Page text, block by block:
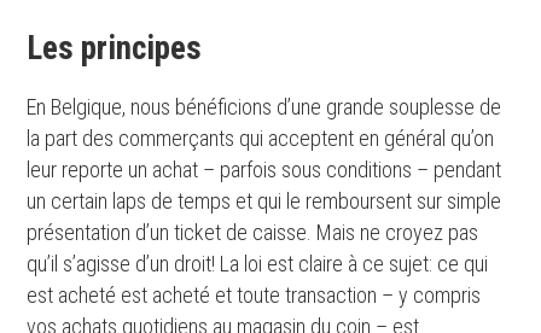
Les principes
En Belgique, nous bénéficions d’une grande souplesse de
la part des commerçants qui acceptent en général qu’on
leur reporte un achat – parfois sous conditions – pendant
un certain laps de temps et qui le remboursent sur simple
présentation d’un ticket de caisse. Mais ne croyez pas
qu’il s’agisse d’un droit! La loi est claire à ce sujet: ce qui
est acheté est acheté et toute transaction – y compris
vos achats quotidiens au magasin du coin – est